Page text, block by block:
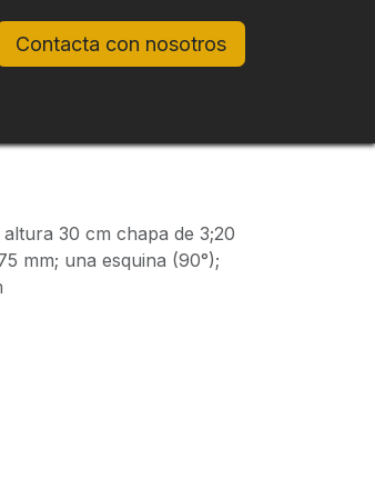
Contacta con nosotros
altura 30 cm chapa de 3;20
mm; una esquina (90°);